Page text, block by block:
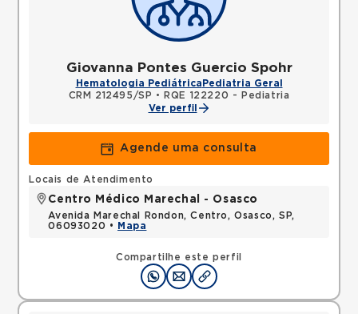
Giovanna Pontes Guercio Spohr
Hematologia Pediátrica Pediatria Geral
CRM 212495/SP •
RQE 122220 - Pediatria
Ver perfil
Agende uma consulta
Compartilhe este perfil
Locais de Atendimento
Centro Médico Marechal - Osasco
Avenida Marechal Rondon, Centro, Osasco, SP,
06093020 •
Mapa